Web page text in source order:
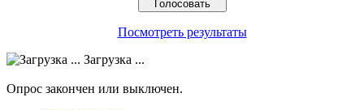
Посмотреть результаты
Загрузка ...
Опрос закончен или выключен.